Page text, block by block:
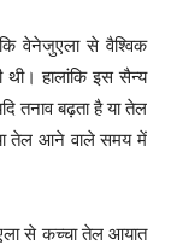
वेनेजुएला से वैश्विक
थी। हालांकि इस सैन्य
तनाव बढ़ता है या तेल
तेल आने वाले समय में
से कच्चा तेल आयात